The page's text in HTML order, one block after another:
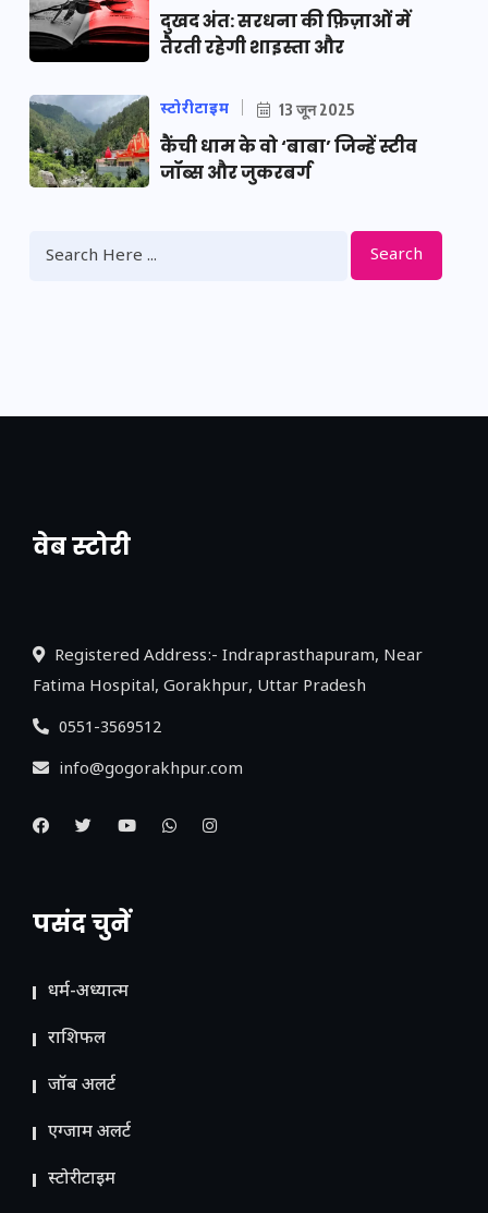
दुखद अंत: सरधना की फ़िज़ाओं में
तैरती रहेगी शाइस्ता और
स्टोरीटाइम 13 जून 2025
कैंची धाम के वो ‘बाबा’ जिन्हें स्टीव
जॉब्स और जुकरबर्ग
Search
वेब स्टोरी
नया एक्सप्रेसवे: पूर्वांचल का लक, डेवलपमेंट का
Registered Address:- Indraprasthapuram, Near
Fatima Hospital, Gorakhpur, Uttar Pradesh
0551-3569512
info@gogorakhpur.com
पसंद चुनें
धर्म-अध्यात्म
राशिफल
जॉब अलर्ट
एग्जाम अलर्ट
स्टोरीटाइम